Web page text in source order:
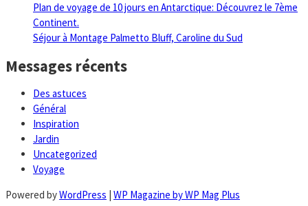
Plan de voyage de 10 jours en Antarctique: Découvrez le 7ème
Continent.
Séjour à Montage Palmetto Bluff, Caroline du Sud
Messages récents
Des astuces
Général
Inspiration
Jardin
Uncategorized
Voyage
Powered byWordPress WP Magazine by WP Mag Plus